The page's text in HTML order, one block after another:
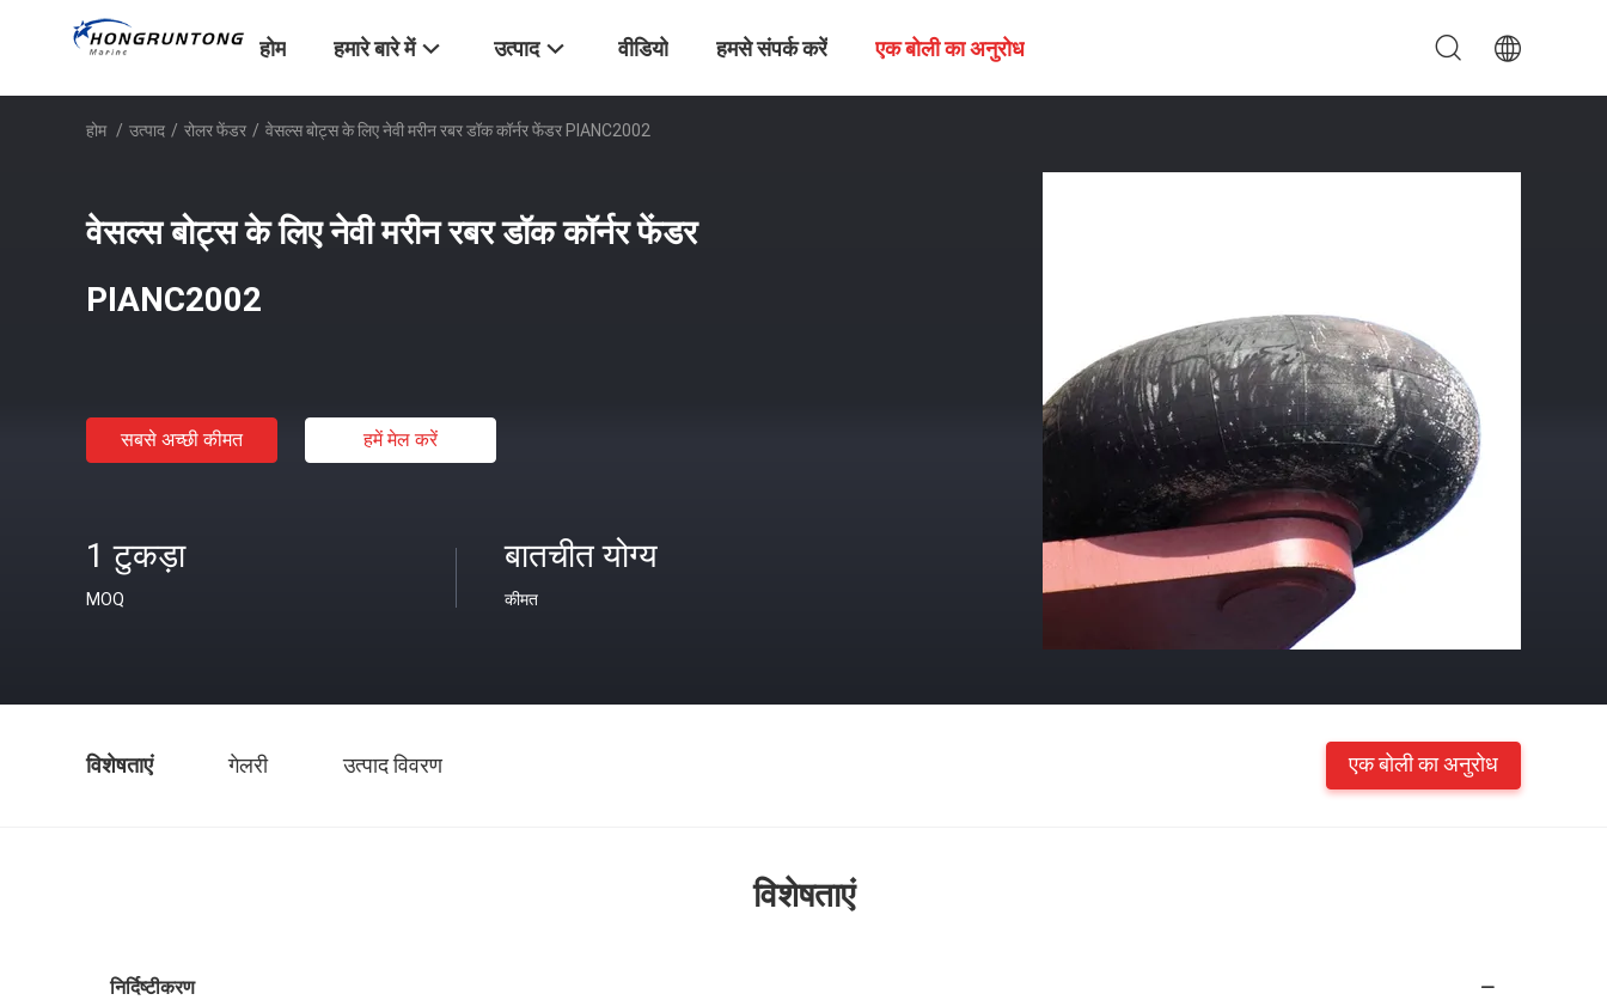
होम हमारे बारे में उत्पाद वीडियो हमसे संपर्क करें एक बोली का अनुरोध
होम / उत्पाद / रोलर फेंडर / वेसल्स बोट्स के लिए नेवी मरीन रबर डॉक कॉर्नर फेंडर PIANC2002
वेसल्स बोट्स के लिए नेवी मरीन रबर डॉक कॉर्नर फेंडर
PIANC2002
सबसे अच्छी कीमत हमें मेल करें
1 टुकड़ा
MOQ
बातचीत योग्य
कीमत
विशेषताएं गेलरी उत्पाद विवरण एक बोली का अनुरोध
विशेषताएं
निर्दिष्टीकरण